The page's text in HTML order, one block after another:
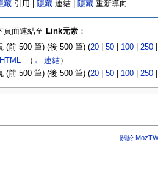
藏 引用 | 隱藏 連結 | 隱藏 重新導向
頁面連結至 Link元素：
(前 500 筆) (後 500 筆) (20| 50| 100| 250
HTML‎ （ ← 連結）
(前 500 筆) (後 500 筆) (20| 50| 100| 250
關於